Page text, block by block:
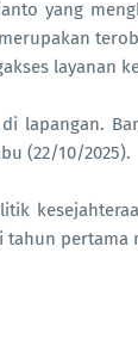
yang
layanan
lapangan.
(22/10/2025).
tahun pertama